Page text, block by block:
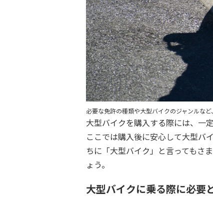
必要な免許の種類や大型バイクのジャンルな
大型バイクを購入する際には、一
ここでは購入後に安心して大型バ
ちに「大型バイク」と言ってもさ
ょう。
大型バイクに乗る際に必要